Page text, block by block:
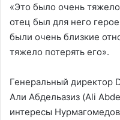
«Это было очень тяжело
отец был для него
были очень близкие
тяжело потерять его».
Генеральный директор
Али Абдельазиз (Ali
интересы